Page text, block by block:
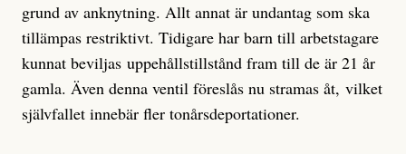
grund av anknytning. Allt annat är undantag som ska
tillämpas restriktivt. Tidigare har barn till arbetstagare
kunnat beviljas uppehållstillstånd fram till de är 21 år
gamla. Även denna ventil föreslås nu stramas åt, vilket
självfallet innebär fler tonårsdeportationer.